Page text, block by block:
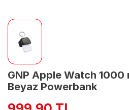
GNP Apple Watch 1000
Beyaz Powerbank